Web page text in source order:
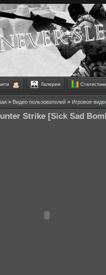
Галереи Статистики
» Видео пользователей » Игровое
Strike [Sick Sad